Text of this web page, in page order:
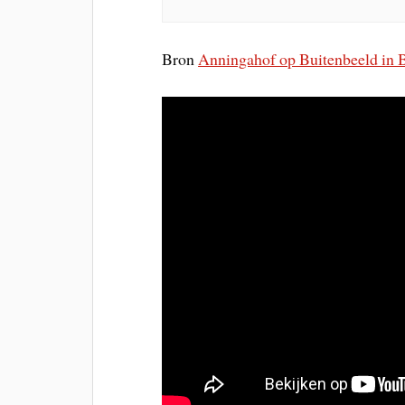
BronAnningahof op Buitenbeeld in